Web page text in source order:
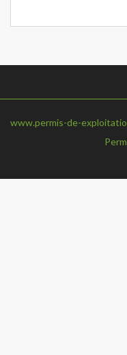
www.permis-de-